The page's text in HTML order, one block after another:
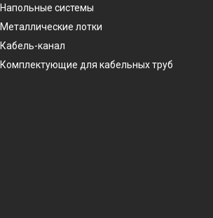
Напольные системы
Металлические лотки
Кабель-канал
Комплектующие для кабельных труб